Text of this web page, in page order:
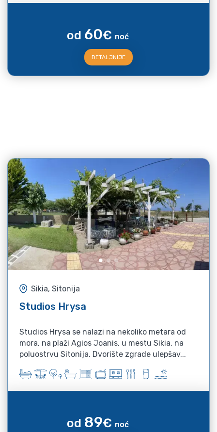
od 60€ noć
DETALJNIJE
Sikia, Sitonija
Studios Hrysa
Studios Hrysa se nalazi na nekoliko metara od
mora, na plaži Agios Joanis, u mestu Sikia, na
poluostrvu Sitonija. Dvorište zgrade ulepšav...
od 89€ noć